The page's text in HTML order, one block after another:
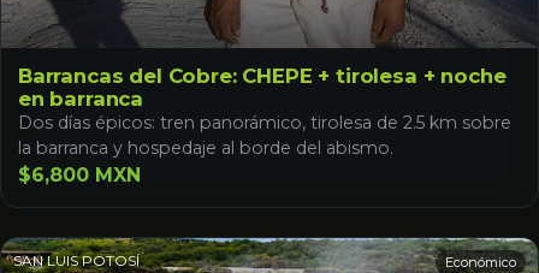
Barrancas del Cobre: CHEPE + tirolesa + noche
en barranca
Dos días épicos: tren panorámico, tirolesa de 2.5 km sobre
la barranca y hospedaje al borde del abismo.
$6,800 MXN
SAN LUIS POTOSÍ Económico